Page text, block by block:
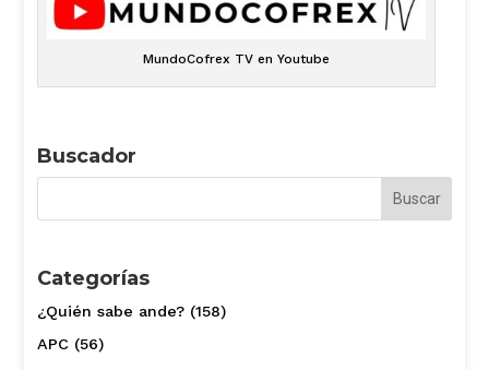
MundoCofrex TV en Youtube
Buscador
Categorías
¿Quién sabe ande?(158)
APC(56)